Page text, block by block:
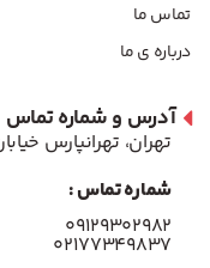
تماس ما
درباره ی ما
آدرس و شماره تماس
تهران، تهرانپارس
شماره تماس :
۰۹۱۲۹۳۰۲۹۸۲
۰۲۱۷۷۳۴۹۸۳۷